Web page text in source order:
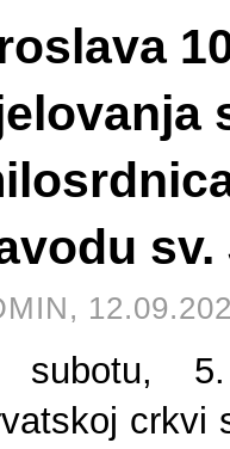
subotu,
crkvi